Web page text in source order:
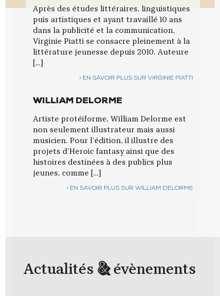
Après des études littéraires, linguistiques
puis artistiques et ayant travaillé 10 ans
dans la publicité et la communication,
Virginie Piatti se consacre pleinement à la
littérature jeunesse depuis 2010. Auteure
[…]
EN SAVOIR PLUS SUR VIRGINIE PIATTI
WILLIAM DELORME
Artiste protéiforme, William Delorme est
non seulement illustrateur mais aussi
musicien. Pour l’édition, il illustre des
projets d’Heroic fantasy ainsi que des
histoires destinées à des publics plus
jeunes, comme […]
EN SAVOIR PLUS SUR WILLIAM DELORME
Actualités &évènements